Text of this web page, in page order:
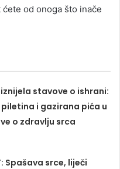
od onoga što inače
stavove o ishrani:
piletina i gazirana pića u
o zdravlju srca
Spašava srce, liječi